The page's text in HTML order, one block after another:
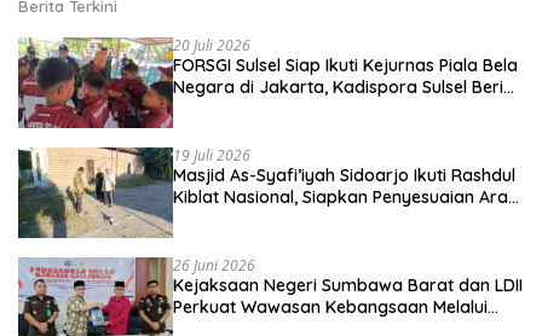
Berita Terkini
20 Juli 2026
FORSGI Sulsel Siap Ikuti Kejurnas Piala Bela
Negara di Jakarta, Kadispora Sulsel Beri
19 Juli 2026
Masjid As-Syafi’iyah Sidoarjo Ikuti Rashdul
Kiblat Nasional, Siapkan Penyesuaian Arah
26 Juni 2026
Kejaksaan Negeri Sumbawa Barat dan LDII
Perkuat Wawasan Kebangsaan Melalui